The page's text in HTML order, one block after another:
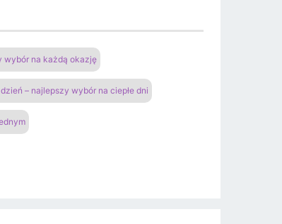
wybór na każdą okazję
– najlepszy wybór na ciepłe dni